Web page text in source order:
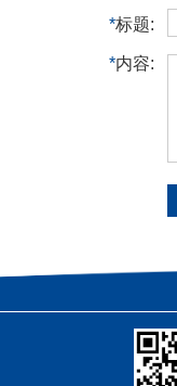
*标题:
*内容: